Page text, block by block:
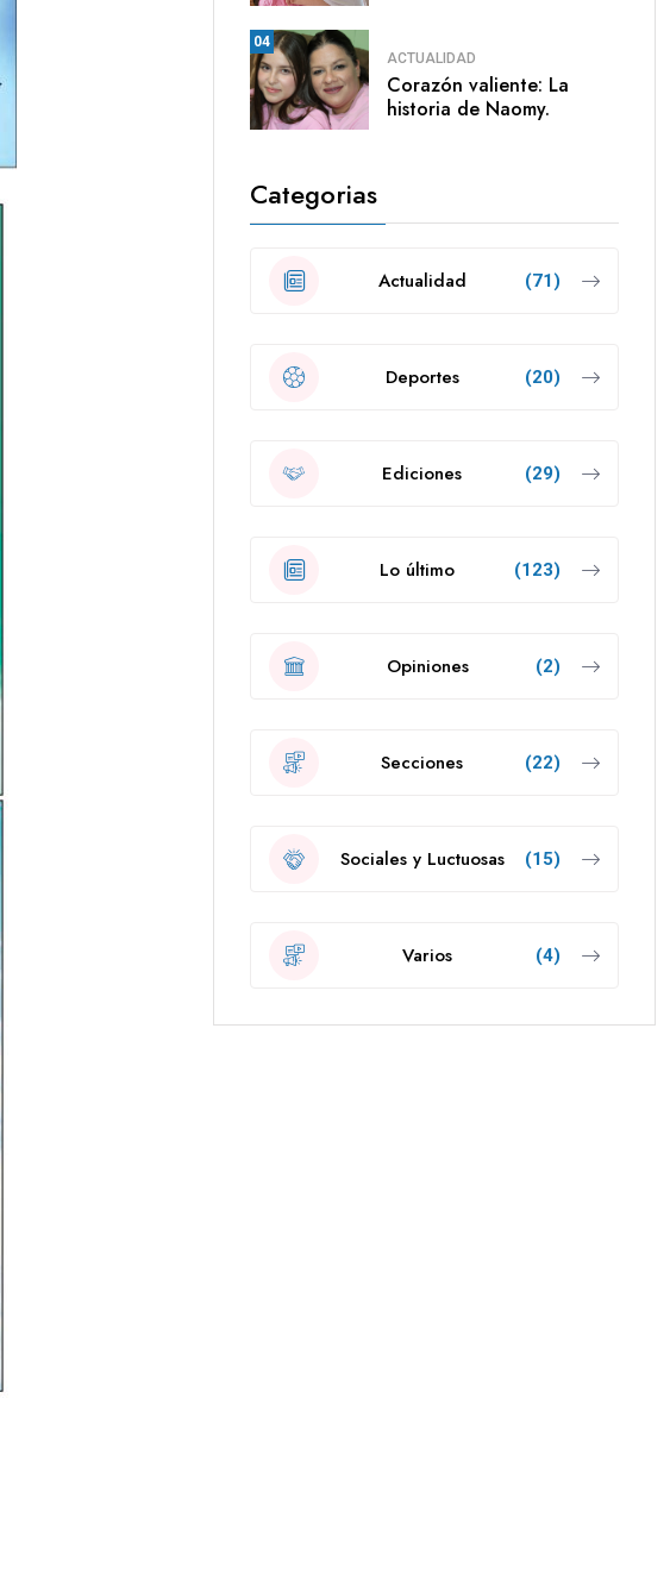
04
ACTUALIDAD
Corazón valiente: La
historia de Naomy.
Categorias
Actualidad (71)
Deportes (20)
Ediciones (29)
Lo último (123)
Opiniones (2)
Secciones (22)
Sociales y Luctuosas (15)
Varios (4)